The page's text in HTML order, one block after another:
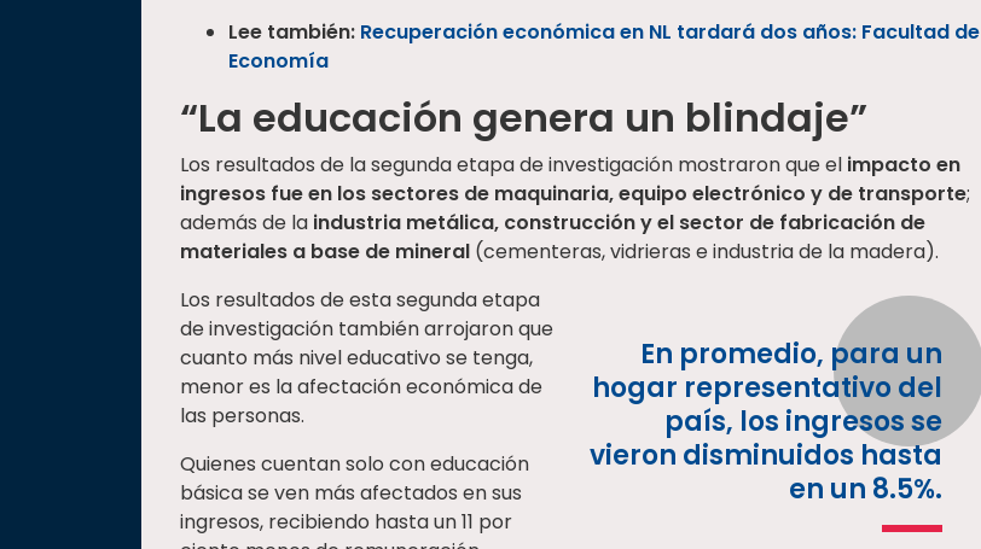
Lee también: Recuperación económica en NL tardará dos años: Facultad de
Economía
“La educación genera un blindaje”
Los resultados de la segunda etapa de investigación mostraron que el impacto en
ingresos fue en los sectores de maquinaria, equipo electrónico y de transporte;
además de la industria metálica, construcción y el sector de fabricación de
materiales a base de mineral (cementeras, vidrieras e industria de la madera).
En promedio, para un
hogar representativo del
país, los ingresos se
vieron disminuidos hasta
en un 8.5%.
Los resultados de esta segunda etapa
de investigación también arrojaron que
cuanto más nivel educativo se tenga,
menor es la afectación económica de
las personas.
Quienes cuentan solo con educación
básica se ven más afectados en sus
ingresos, recibiendo hasta un 11 por